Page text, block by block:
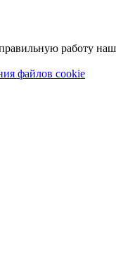
работу
файлов cookie